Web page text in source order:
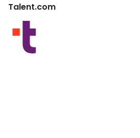
Conversor de salario
Empresa
Programas para publishers
Talent.com
Otros países
Condiciones de uso